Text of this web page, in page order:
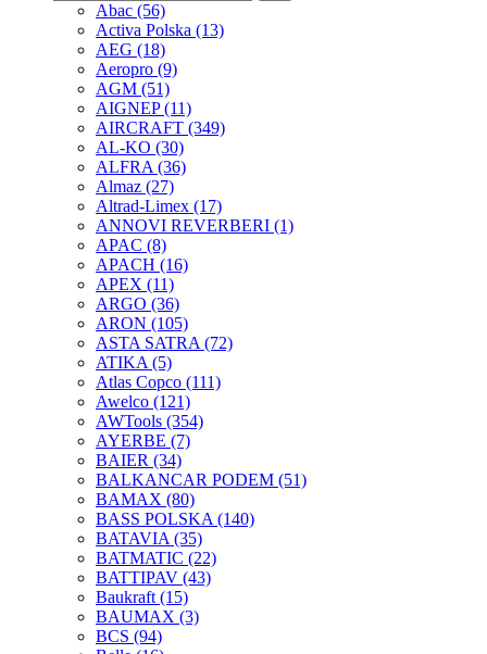
Abac (56)
Activa Polska (13)
AEG (18)
Aeropro (9)
AGM (51)
AIGNEP(11)
AIRCRAFT (349)
AL-KO (30)
ALFRA (36)
Almaz (27)
Altrad-Limex (17)
ANNOVI REVERBERI (1)
APAC (8)
APACH (16)
APEX (11)
ARGO (36)
ARON (105)
ASTA SATRA (72)
ATIKA (5)
Atlas Copco (111)
Awelco (121)
AWTools (354)
AYERBE (7)
BAIER (34)
BALKANCAR PODEM (51)
BAMAX (80)
BASS POLSKA (140)
BATAVIA (35)
BATMATIC (22)
BATTIPAV (43)
Baukraft (15)
BAUMAX (3)
BCS (94)